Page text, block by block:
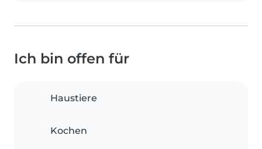
Ich bin offen für
Haustiere
Kochen